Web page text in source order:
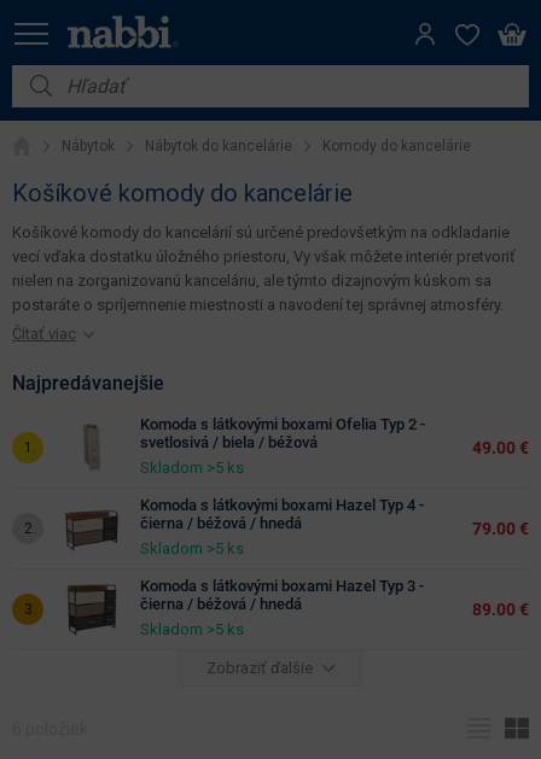
Nábytok
Vybavenie do domácnosti
Dom a záhrada
Akcie
Výpredaj
Nábytok Nábytok do kancelárie Komody do kancelárie
Košíkové komody do kancelárie
Košíkové komody do kancelárií sú určené predovšetkým na odkladanie
vecí vďaka dostatku úložného priestoru, Vy však môžete interiér pretvoriť
nielen na zorganizovanú kanceláriu, ale týmto dizajnovým kúskom sa
postaráte o spríjemnenie miestnosti a navodení tej správnej atmosféry.
Zaobstarajte si z našej ponuky košíkovú komodu, ktorú si obľúbite na
každá vec bude mať svoje miesto.
Čítať viac
Najpredávanejšie
Komoda s látkovými boxami Ofelia Typ 2 -
svetlosivá / biela / béžová
Skladom >5 ks
49.00 €
Komoda s látkovými boxami Hazel Typ 4 -
čierna / béžová / hnedá
Skladom >5 ks
79.00 €
Komoda s látkovými boxami Hazel Typ 3 -
čierna / béžová / hnedá
Skladom >5 ks
89.00 €
Zobraziť ďalšie
Filter
Cena
(€)
Iba
sklade
Výška
Šírka
Hĺbka
(cm)